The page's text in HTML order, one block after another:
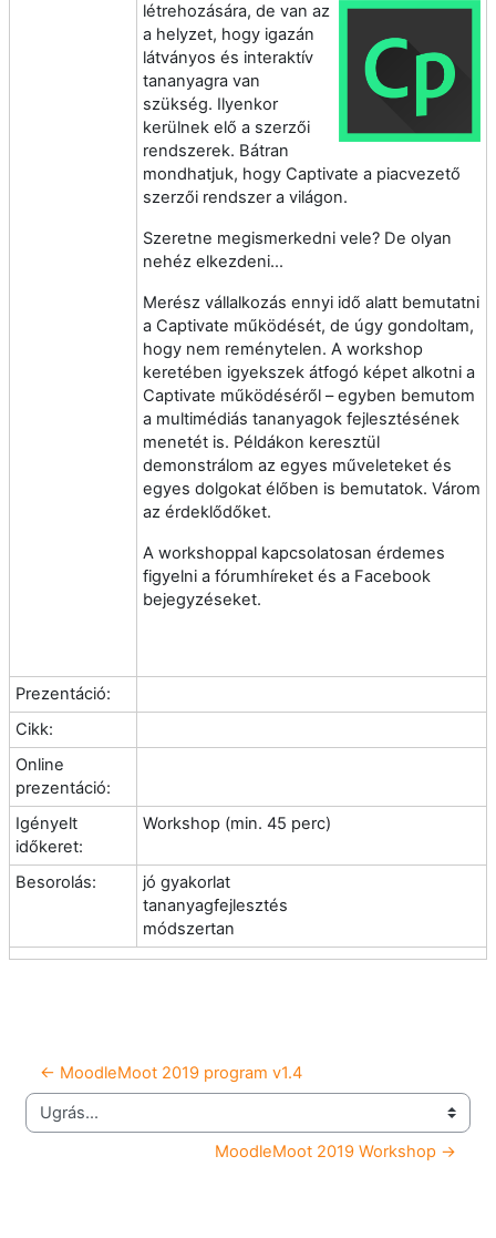
létrehozására, de van az
a helyzet, hogy igazán
látványos és interaktív
tananyagra van
szükség. Ilyenkor
kerülnek elő a szerzői
rendszerek. Bátran
mondhatjuk, hogy Captivate a piacvezető
szerzői rendszer a világon.
Szeretne megismerkedni vele? De olyan
nehéz elkezdeni...
Merész vállalkozás ennyi idő alatt bemutatni
a Captivate működését, de úgy gondoltam,
hogy nem reménytelen. A workshop
keretében igyekszek átfogó képet alkotni a
Captivate működéséről – egyben bemutom
a multimédiás tananyagok fejlesztésének
menetét is. Példákon keresztül
demonstrálom az egyes műveleteket és
egyes dolgokat élőben is bemutatok. Várom
az érdeklődőket.
A workshoppal kapcsolatosan érdemes
figyelni a fórumhíreket és a Facebook
bejegyzéseket.
Prezentáció:
Cikk:
Online
prezentáció:
Igényelt
időkeret:
Workshop (min. 45 perc)
Besorolás:
jó gyakorlat
tananyagfejlesztés
módszertan
← MoodleMoot 2019 program v1.4
Ugrás...
MoodleMoot 2019 Workshop →